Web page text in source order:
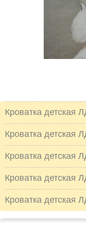
Кроватка детская
Кроватка детская
Кроватка детская
Кроватка детская
Кроватка детская